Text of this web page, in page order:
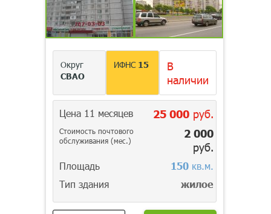
Округ
СВАО
ИФНС 15
В
наличии
Цена 11 месяцев 25 000руб.
Стоимость почтового
обслуживания (мес.)
2 000
руб.
Площадь 150кв.м.
Тип здания
жилое